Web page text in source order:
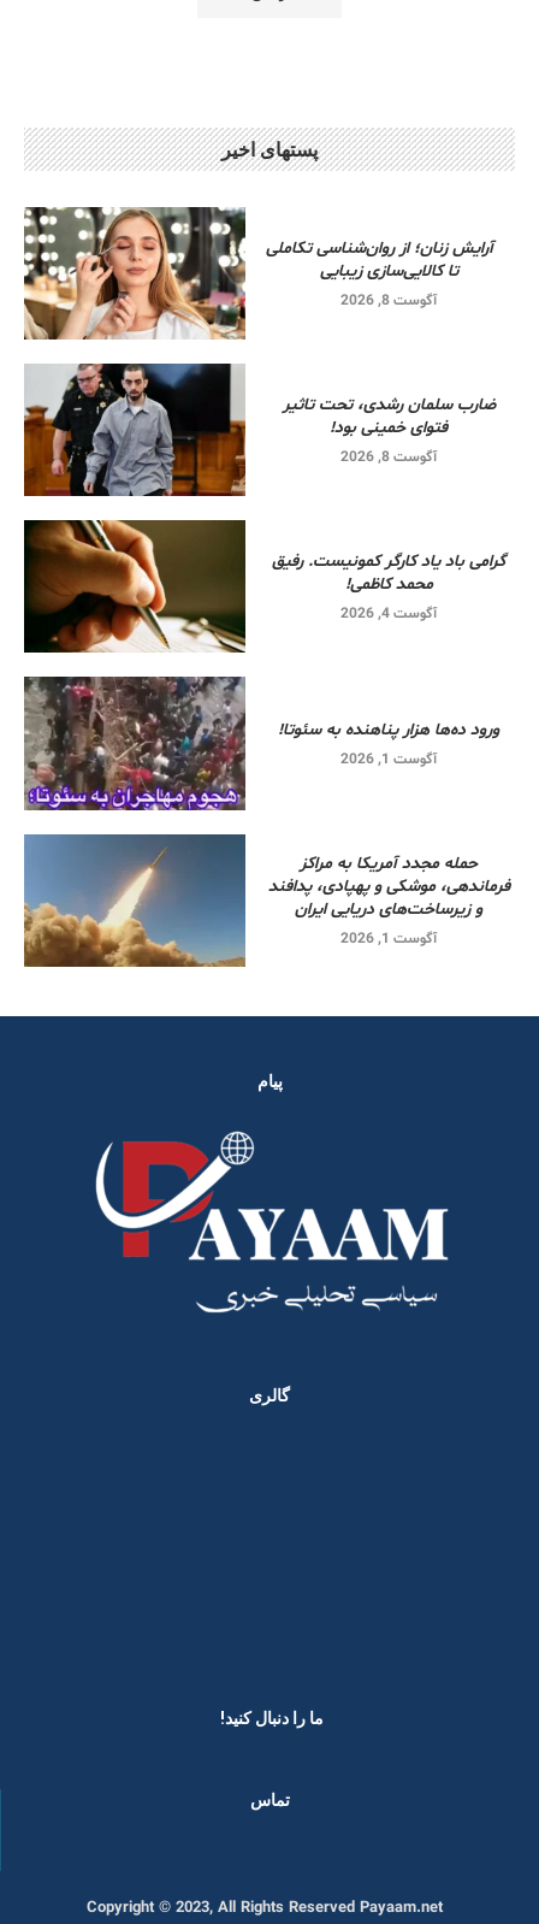
پستهای اخیر
آرایش زنان؛ از روان‌شناسی تکاملی
تا کالایی‌سازی زیبایی
آگوست 8, 2026
ضارب سلمان رشدی، تحت تاثیر
فتوای خمینی بود!
آگوست 8, 2026
گرامی باد یاد کارگر کمونیست. رفیق
محمد کاظمی!
آگوست 4, 2026
ورود ده‌ها هزار پناهنده به سئوتا!
آگوست 1, 2026
حمله مجدد آمریکا به مراکز
فرماندهی، موشکی و پهپادی، پدافند
و زیرساخت‌های دریایی ایران
آگوست 1, 2026
پیام
گالری
ما را دنبال کنید! ​
تماس
Copyright © 2023, All Rights Reserved Payaam.net